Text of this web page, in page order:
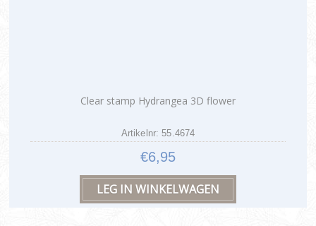
Clear stamp Hydrangea 3D flower
Artikelnr: 55.4674
€6,95